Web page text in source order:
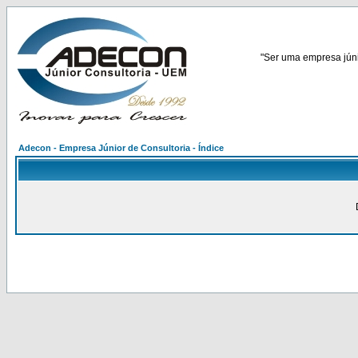
"Ser uma empresa
Adecon - Empresa Júnior de Consultoria - Índice